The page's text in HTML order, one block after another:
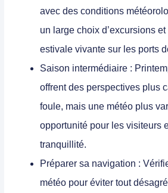
avec des conditions
un large choix d’excursions
estivale vivante sur les ports
Saison intermédiaire :
offrent des perspectives plus
foule, mais une météo plus
opportunité pour les visiteurs
tranquillité.
Préparer sa navigation :
météo pour éviter tout